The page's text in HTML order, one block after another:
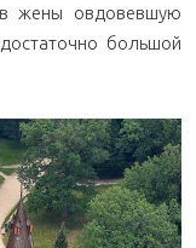
жены овдовевшую
большой